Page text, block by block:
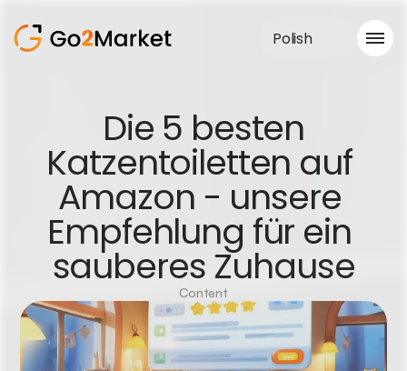
Realizacje
Case Study
Blog
O nas
Usługi
Polish
Katzentoiletten auf
Amazon - unsere
Empfehlung für ein
sauberes Zuhause
Content